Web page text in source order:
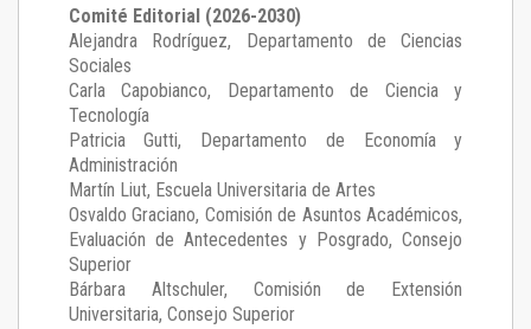
Comité Editorial (2026-2030)
Alejandra Rodríguez, Departamento de Ciencias
Sociales
Carla Capobianco, Departamento de Ciencia y
Tecnología
Patricia Gutti, Departamento de Economía y
Administración
Martín Liut, Escuela Universitaria de Artes
Osvaldo Graciano, Comisión de Asuntos Académicos,
Evaluación de Antecedentes y Posgrado, Consejo
Superior
Bárbara Altschuler, Comisión de Extensión
Universitaria, Consejo Superior